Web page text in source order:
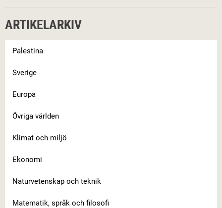
ARTIKELARKIV
Palestina
Sverige
Europa
Övriga världen
Klimat och miljö
Ekonomi
Naturvetenskap och teknik
Matematik, språk och filosofi